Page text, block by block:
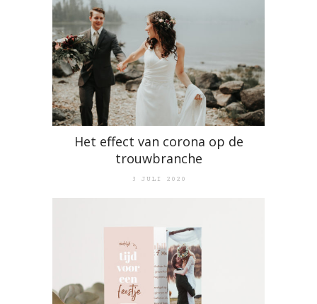
Het effect van corona op de
trouwbranche
3 JULI 2020